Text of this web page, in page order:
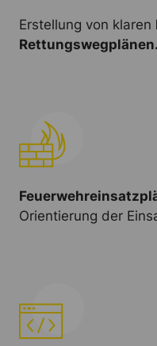
Erstellung von klaren
Rettungswegplänen.
Orientierung der